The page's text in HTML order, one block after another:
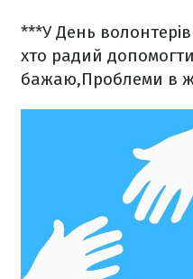
***У День
хто радий
бажаю,Проблеми в